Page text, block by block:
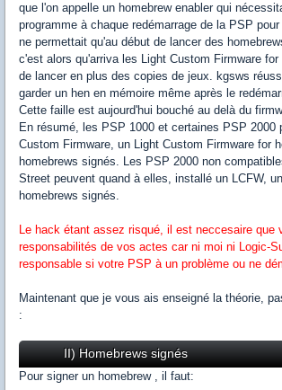
que l'on appelle un homebrew enabler qui
programme à chaque redémarrage de la PSP pour
ne permettait qu'au début de lancer des
c'est alors qu'arriva les Light Custom Firmware
de lancer en plus des copies de jeux. kgsws
garder un hen en mémoire même après le
Cette faille est aujourd'hui bouché au delà du
En résumé, les PSP 1000 et certaines PSP 2000
Custom Firmware, un Light Custom Firmware for
homebrews signés. Les PSP 2000 non
Street peuvent quand à elles, installé un LCFW,
homebrews signés.
Le hack étant assez risqué, il est neccesaire que
responsabilités de vos actes car ni moi ni Logic-
responsable si votre PSP à un problème ou ne
Maintenant que je vous ais enseigné la théorie,
:
II) Homebrews signés
Pour signer un homebrew , il faut: